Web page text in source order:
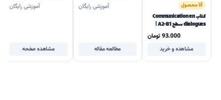
🛒 محصول
کتاب Communication en
dialogues سطح A2-B1 |
مکالمه در زبان فرانسه
93.000تومان
مشاهده و خرید
آموزشی رایگان
مطالعه مقاله
آموزشی رایگان
مشاهده صفحه